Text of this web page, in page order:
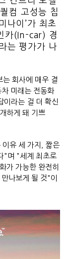
컴 고성능 칩
나이’가 최초
카(In-car) 경
는 평가가 나
는 회사에 매우 결
미래는 전동화
라는 걸 더 확신
하게 돼 기쁘
유 세 가지, 짧은
"며 "세계 최초로
가 가능한 완전히
나보게 될 것"이